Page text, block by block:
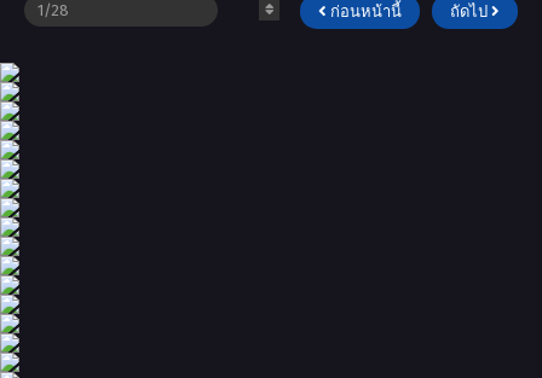
ก่อนหน้านี้ ถัดไป